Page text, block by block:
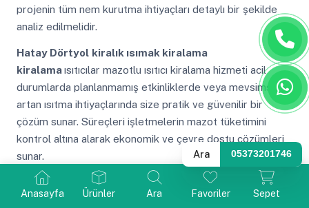
Anasayfa Ürünler Ara Favoriler Sepet
projenin tüm nem kurutma ihtiyaçları detaylı bir şekilde
analiz edilmelidir.
Hatay Dörtyol kiralık ısımak kiralama
kiralamaısıtıcılar mazotlu ısıtıcı kiralama hizmeti acil
durumlarda planlanmamış etkinliklerde veya mevsimsel
artan ısıtma ihtiyaçlarında size pratik ve güvenilir bir
çözüm sunar. Süreçleri işletmelerin mazot tüketimini
kontrol altına alarak ekonomik ve çevre dostu çözümleri
sunar.
Hatay Dörtyol
kiralık helikopter şap kurutma cihazı
kiralama ısımak aşırı ısınma durumunda otomatik
Ara 05373201746